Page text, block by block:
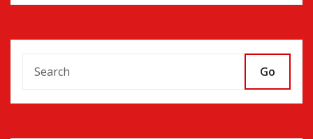
Go